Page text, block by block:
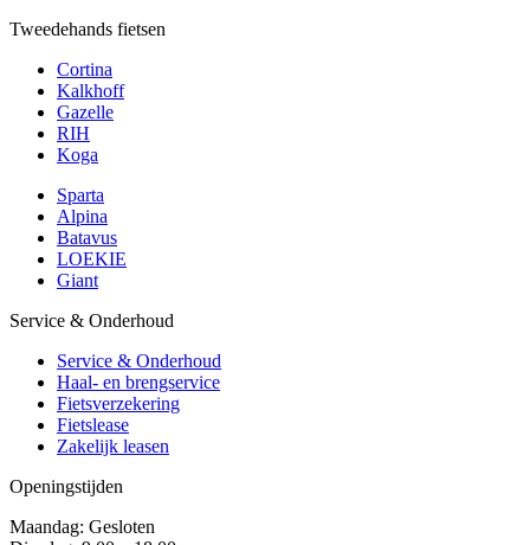
Tweedehands fietsen
Cortina
Kalkhoff
Gazelle
RIH
Koga
Sparta
Alpina
Batavus
LOEKIE
Giant
Service & Onderhoud
Service & Onderhoud
Haal- en brengservice
Fietsverzekering
Fietslease
Zakelijk leasen
Openingstijden
Maandag: Gesloten